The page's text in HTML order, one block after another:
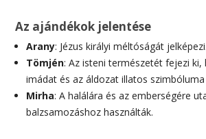
Az ajándékok jelentése
Arany: Jézus királyi méltóságát jelképezi.
Tömjén: Az isteni természetét fejezi
imádat és az áldozat illatos
Mirha: A halálára és az emberségére
balzsamozáshoz használták.